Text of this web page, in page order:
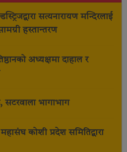
सत्यनारायण मन्दिरलाई
हस्तान्तरण
अध्यक्षमा दाहाल र
भागाभाग
कोशी प्रदेश समितिद्वारा